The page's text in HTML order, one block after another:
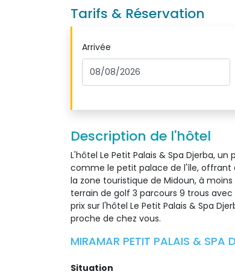
Tarifs & Réservation
Arrivée
Description de l'hôtel
L'hôtel Le Petit Palais & Spa Djerba,
comme le petit palace de l'île, offrant
la zone touristique de Midoun, à
terrain de golf 3 parcours 9 trous
prix sur l'hôtel Le Petit Palais & Spa
proche de chez vous.
MIRAMAR PETIT PALAIS & SPA
Situation